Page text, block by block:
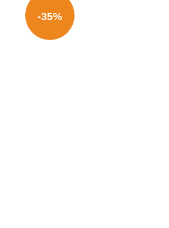
-35%